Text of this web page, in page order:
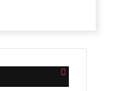
Cerrar